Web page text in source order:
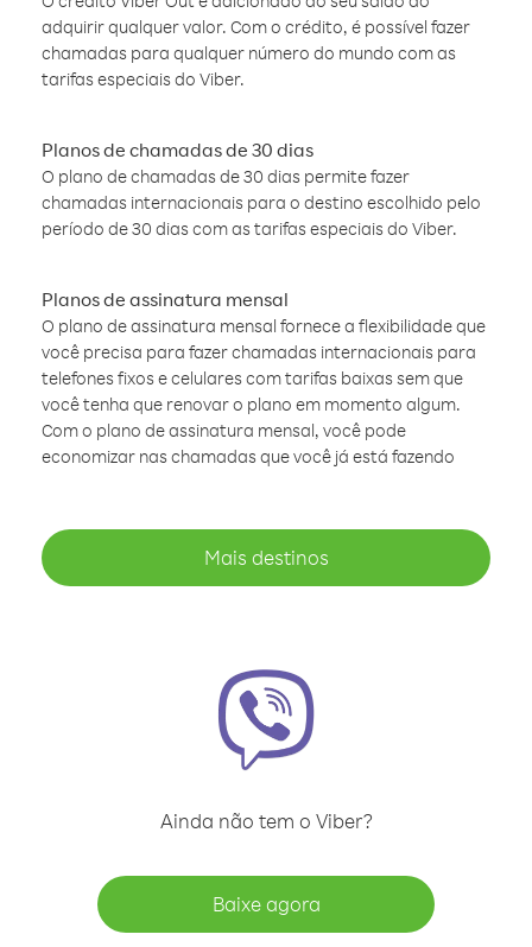
adquirir qualquer valor. Com o crédito, é possível fazer
chamadas para qualquer número do mundo com as
tarifas especiais do Viber.
Planos de chamadas de 30 dias
O plano de chamadas de 30 dias permite fazer
chamadas internacionais para o destino escolhido pelo
período de 30 dias com as tarifas especiais do Viber.
Planos de assinatura mensal
O plano de assinatura mensal fornece a flexibilidade que
você precisa para fazer chamadas internacionais para
telefones fixos e celulares com tarifas baixas sem que
você tenha que renovar o plano em momento algum.
Com o plano de assinatura mensal, você pode
economizar nas chamadas que você já está fazendo
Mais destinos
Ainda não tem o Viber?
Baixe agora